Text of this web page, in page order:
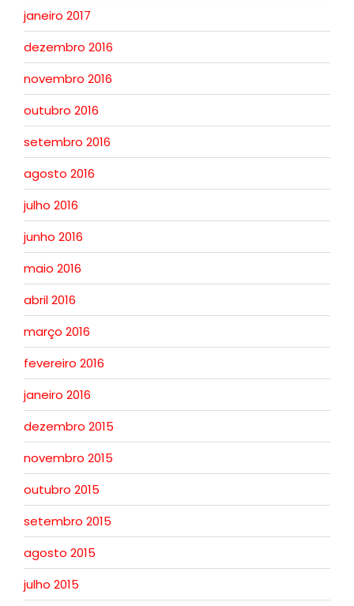
janeiro 2017
dezembro 2016
novembro 2016
outubro 2016
setembro 2016
agosto 2016
julho 2016
junho 2016
maio 2016
abril 2016
março 2016
fevereiro 2016
janeiro 2016
dezembro 2015
novembro 2015
outubro 2015
setembro 2015
agosto 2015
julho 2015